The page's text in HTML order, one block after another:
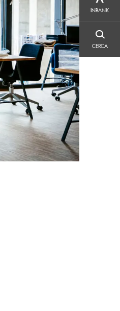
INBANK
INBANK
CERCA
CERCA